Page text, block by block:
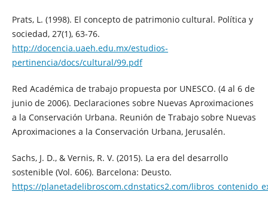
Prats, L. (1998). El concepto de patrimonio cultural. Política y
sociedad, 27(1), 63-76.
http://docencia.uaeh.edu.mx/estudios-
pertinencia/docs/cultural/99.pdf
Red Académica de trabajo propuesta por UNESCO. (4 al 6 de
junio de 2006). Declaraciones sobre Nuevas Aproximaciones
a la Conservación Urbana. Reunión de Trabajo sobre Nuevas
Aproximaciones a la Conservación Urbana, Jerusalén.
Sachs, J. D., & Vernis, R. V. (2015). La era del desarrollo
sostenible (Vol. 606). Barcelona: Deusto.
https://planetadelibroscom.cdnstatics2.com/